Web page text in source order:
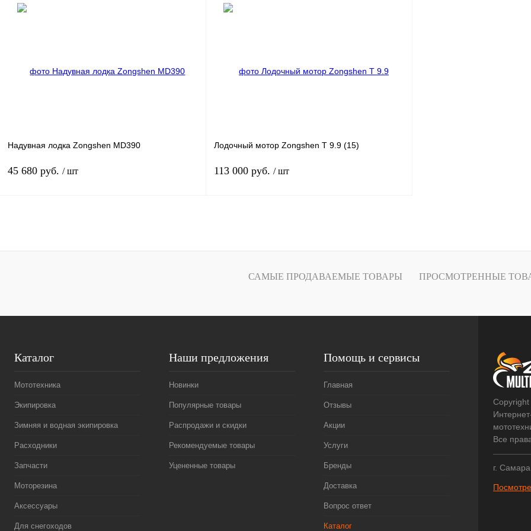
Надувная лодка Zongshen MD390
45 680 руб. / шт
Купить в 1 клик К сравнению
Лодочный мотор Zongshen T 9.9 (15)
113 000 руб. / шт
Купить в 1 клик К сравнению
САМЫЕ ПРОДАВАЕМЫЕ ТОВАРЫ ПРОСМОТРЕННЫЕ
Каталог
Мототехника
Экипировка
Зимняя и водная экипировка
Расходники
Запчасти
Моторезина
Аксессуары
Для снегоходов
Наши предложения
Новинки
Популярные товары
Распродажи и скидки
Рекомендуемые товары
Уцененные товары
Помощь и сервисы
Главная
Отзывы
Акции
Услуги
Бренды
Доставка
Вопрос ответ
Каталог
Все
г.